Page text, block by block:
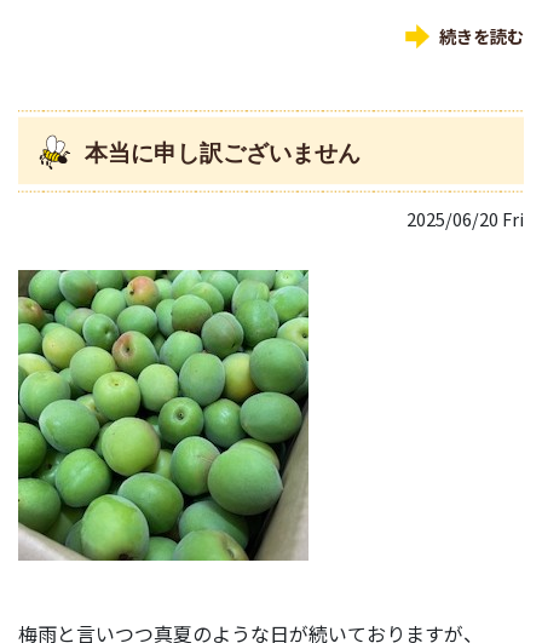
続きを読む
本当に申し訳ございません
2025/06/20 Fri
梅雨と言いつつ真夏のような日が続いておりますが、